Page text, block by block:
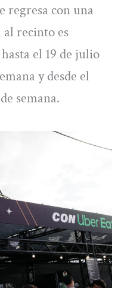
regresa con una
recinto es
el 19 de julio
y desde el
semana.